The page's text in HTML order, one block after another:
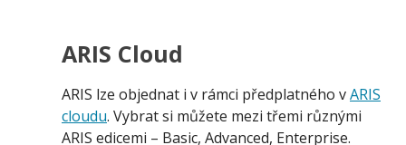
ARIS Cloud
ARIS lze objednat i v rámci předplatného vARIS
cloudu. Vybrat si můžete mezi třemi různými
ARIS edicemi – Basic, Advanced, Enterprise.